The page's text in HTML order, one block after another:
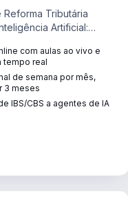
Reforma Tributária
Artificial:
da rotina fiscal.
com aulas ao vivo e
tempo real
de semana por mês,
3 meses
IBS/CBS a agentes de IA